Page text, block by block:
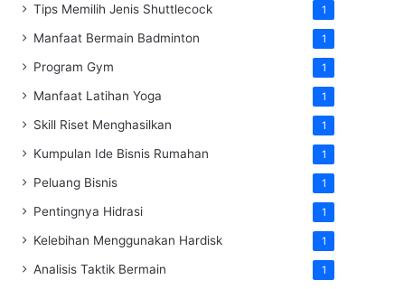
Tips Memilih Jenis Shuttlecock 1
Manfaat Bermain Badminton 1
Program Gym 1
Manfaat Latihan Yoga 1
Skill Riset Menghasilkan 1
Kumpulan Ide Bisnis Rumahan 1
Peluang Bisnis 1
Pentingnya Hidrasi 1
Kelebihan Menggunakan Hardisk 1
Analisis Taktik Bermain 1